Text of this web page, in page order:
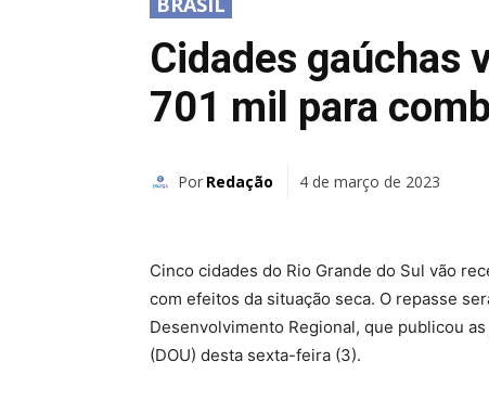
Cidades gaúchas
701 mil para
Por Redação 4 de março de 2023
Cinco cidades do Rio Grande do Sul vão
com efeitos da situação seca. O repasse
Desenvolvimento Regional, que publicou
(DOU) desta sexta-feira (3).